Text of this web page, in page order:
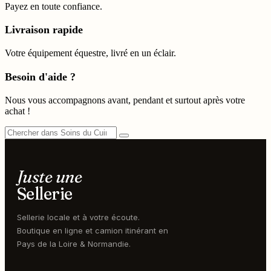
Payez en toute confiance.
Livraison rapide
Votre équipement équestre, livré en un éclair.
Besoin d'aide ?
Nous vous accompagnons avant, pendant et surtout après votre
achat !
Juste une
Sellerie
Sellerie locale et à votre écoute.
Boutique en ligne et camion itinérant en
Pays de la Loire & Normandie.